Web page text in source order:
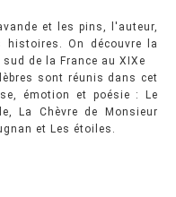
et les pins, l'auteur,
histoires. On découvre la
de la France au XIXe
sont réunis dans cet
émotion et poésie : Le
La Chèvre de Monsieur
et Les étoiles.